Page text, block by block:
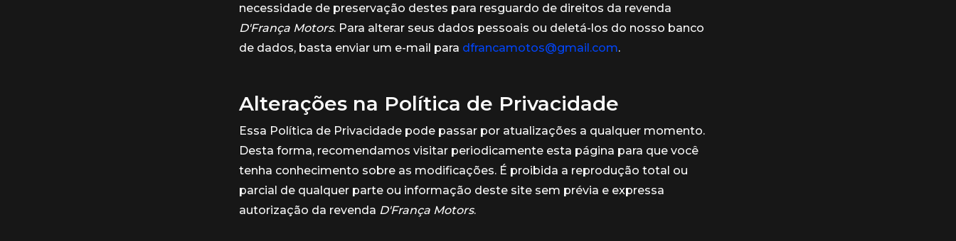
necessidade de preservação destes para resguardo de direitos da revenda
D'França Motors. Para alterar seus dados pessoais ou deletá-los do nosso banco
de dados, basta enviar um e-mail para dfrancamotos@gmail.com.
Alterações na Política de Privacidade
Essa Política de Privacidade pode passar por atualizações a qualquer momento.
Desta forma, recomendamos visitar periodicamente esta página para que você
tenha conhecimento sobre as modificações. É proibida a reprodução total ou
parcial de qualquer parte ou informação deste site sem prévia e expressa
autorização da revenda D'França Motors.